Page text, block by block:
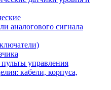
аналогового сигнала
управления
кабели, корпуса,